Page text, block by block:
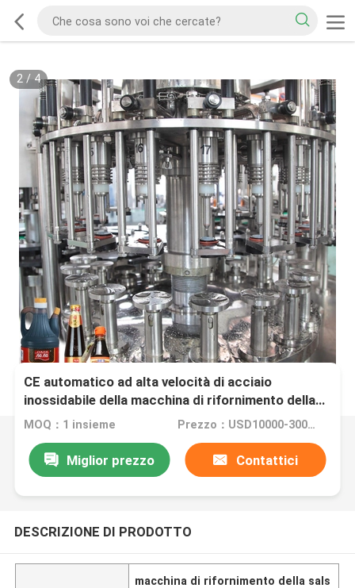
2/ 4
CE automatico ad alta velocità di acciaio
inossidabile della macchina di rifornimento della
salsa di 4000BPH 0.1L
MOQ：1 insieme Prezzo：USD10000-30000 per Set
Miglior prezzo Contattici
DESCRIZIONE DI PRODOTTO
macchina di rifornimento della sals